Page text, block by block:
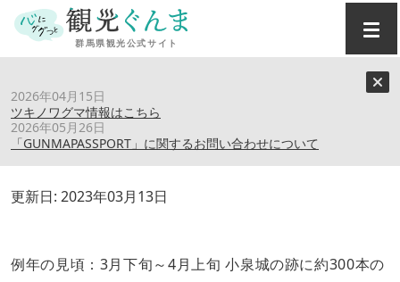
2026年04月15日
ツキノワグマ情報はこちら
2026年05月26日
「GUNMAPASSPORT」に関するお問い合わせについて
城之内公園
更新日: 2023年03月13日
例年の見頃：3月下旬～4月上旬 小泉城の跡に約300本の